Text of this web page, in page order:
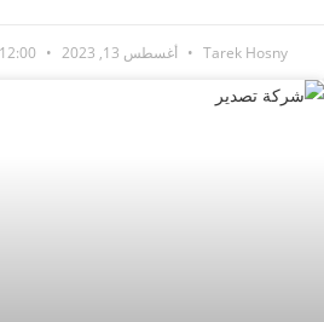
Tarek Hosny أغسطس 13, 2023